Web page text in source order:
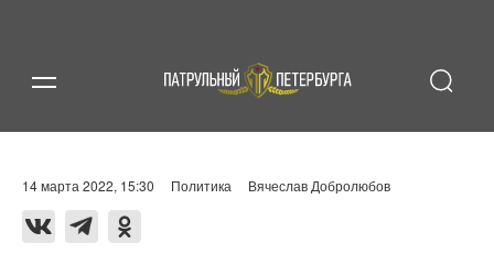
14 марта 2022, 15:30 Политика Вячеслав Добролюбов